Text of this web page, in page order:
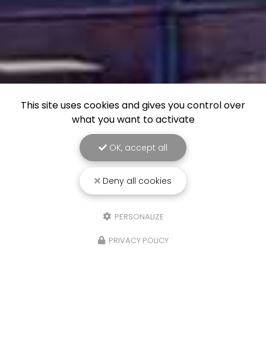
This site uses cookies and gives you control over
what you want to activate
OK, accept all
Deny all cookies
PERSONALIZE
PRIVACY POLICY